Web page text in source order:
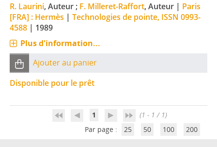
R. Laurini, Auteur ; F. Milleret-Raffort, Auteur | Paris
[FRA] : Hermès | Technologies de pointe, ISSN 0993-
4588 | 1989
Plus d'information...
Ajouter au panier
Disponible pour le prêt
1
(1 - 1 / 1)
Par page :
25 50 100 200